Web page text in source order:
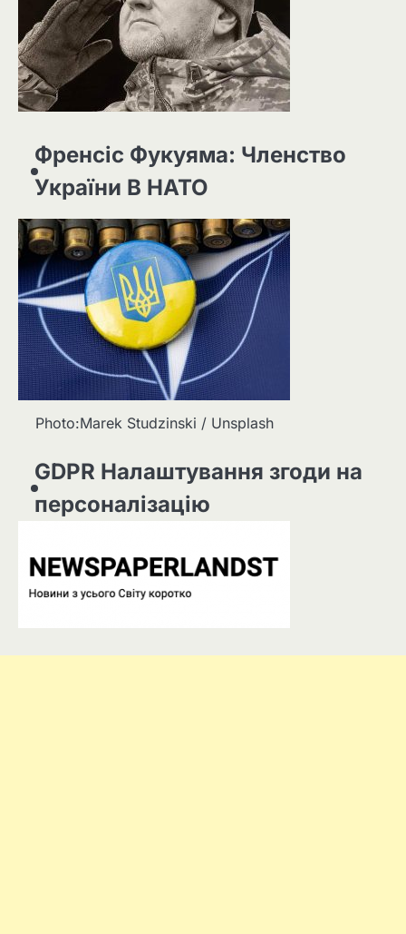
Френсіс Фукуяма: Членство
України В НАТО
Photo:Marek Studzinski / Unsplash
GDPR Налаштування згоди на
персоналізацію